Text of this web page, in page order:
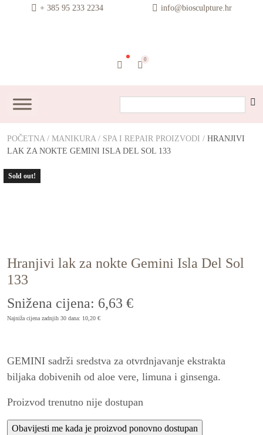
+ 385 95 233 2234 info@biosculpture.hr
0
POČETNA / MANIKURA / SPA I REPAIR PROIZVODI / HRANJIVI
LAK ZA NOKTE GEMINI ISLA DEL SOL 133
Sold out!
Hranjivi lak za nokte Gemini Isla Del Sol
133
Snižena cijena: 6,63 €
Najniža cijena zadnjih 30 dana: 10,20 €
GEMINI sadrži sredstva za otvrdnjavanje ekstrakta
biljaka dobivenih od aloe vere, limuna i ginsenga.
Proizvod trenutno nije dostupan